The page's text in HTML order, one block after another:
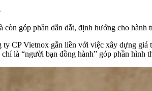
còn góp phần dẫn dắt, định hướng cho
ty CP Vietnox gắn liền với việc xây dựng
là “người bạn đồng hành” góp phần hình